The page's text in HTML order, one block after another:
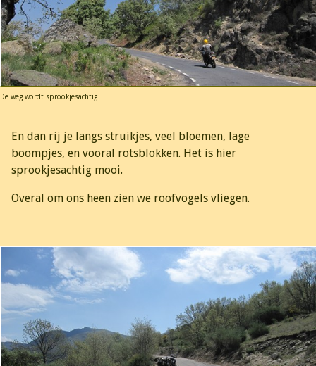
De weg wordt sprookjesachtig
En dan rij je langs struikjes, veel bloemen, lage
boompjes, en vooral rotsblokken. Het is hier
sprookjesachtig mooi.
Overal om ons heen zien we roofvogels vliegen.